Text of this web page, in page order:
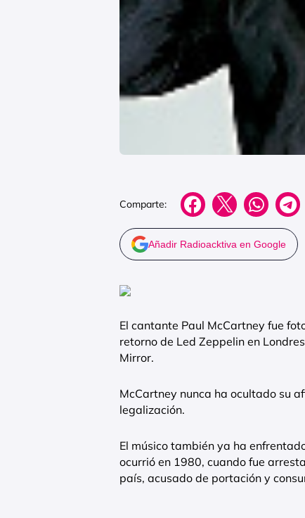
Comparte:
Añadir Radioacktiva en Google
El cantante Paul McCartney fue
retorno de Led Zeppelin en
Mirror.
McCartney nunca ha ocultado su
legalización.
El músico también ya ha
ocurrió en 1980, cuando fue
país, acusado de portación y